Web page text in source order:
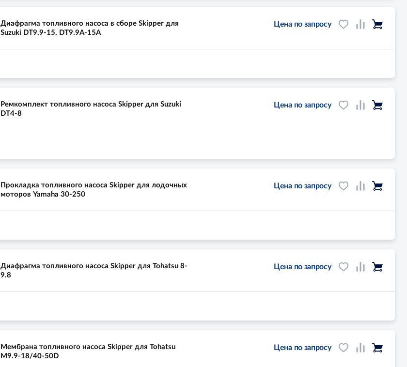
Диафрагма топливного насоса в сборе Skipper для
Suzuki DT9.9-15, DT9.9A-15A
Цена по запросу
Ремкомплект топливного насоса Skipper для Suzuki
DT4-8
Цена по запросу
Прокладка топливного насоса Skipper для лодочных
моторов Yamaha 30-250
Цена по запросу
Диафрагма топливного насоса Skipper для Tohatsu 8-
9.8
Цена по запросу
Мембрана топливного насоса Skipper для Tohatsu
M9.9-18/40-50D
Цена по запросу